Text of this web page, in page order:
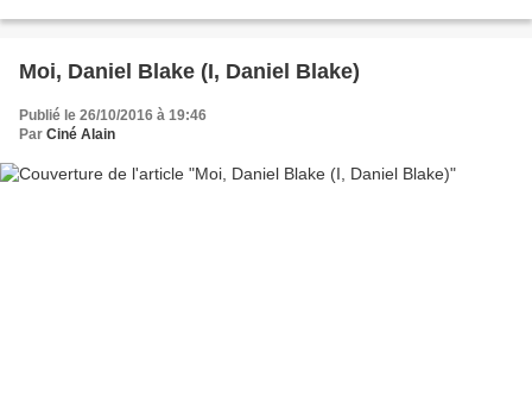
Moi, Daniel Blake (I, Daniel Blake)
Publié le 26/10/2016 à 19:46
Par Ciné Alain